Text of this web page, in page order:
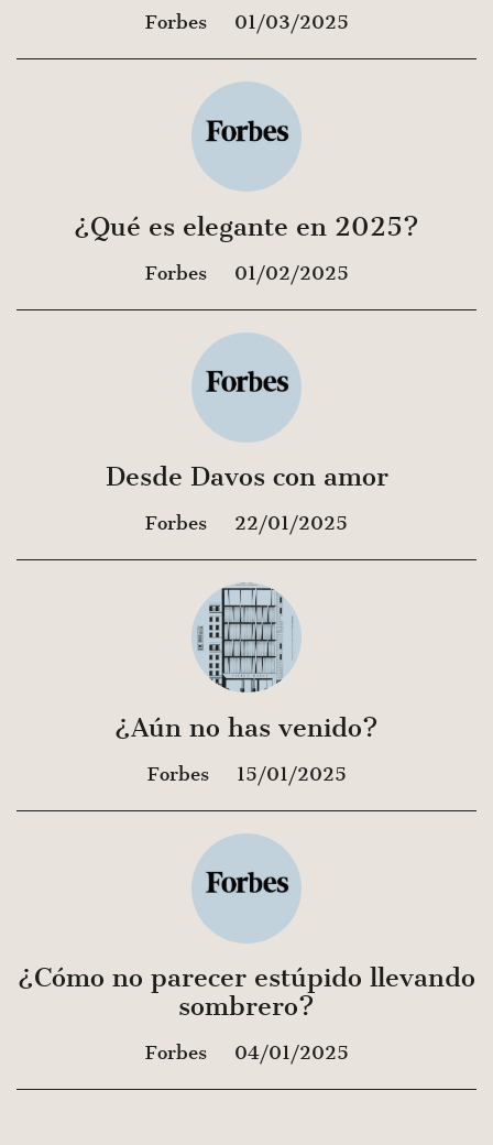
Forbes 01/03/2025
¿Qué es elegante en 2025?
Forbes 01/02/2025
Desde Davos con amor
Forbes 22/01/2025
¿Aún no has venido?
Forbes 15/01/2025
¿Cómo no parecer estúpido llevando
sombrero?
Forbes 04/01/2025